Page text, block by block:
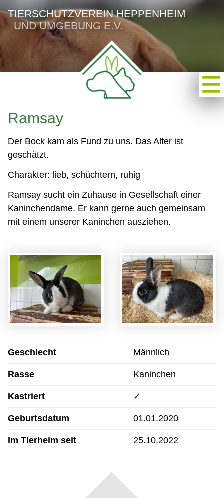
TIERSCHUTZVEREIN HEPPENHEIM
UND UMGEBUNG E.V.
Ramsay
Der Bock kam als Fund zu uns. Das Alter ist
geschätzt.
Charakter: lieb, schüchtern, ruhig
Ramsay sucht ein Zuhause in Gesellschaft einer
Kaninchendame. Er kann gerne auch gemeinsam
mit einem unserer Kaninchen ausziehen.
Geschlecht Männlich
Rasse Kaninchen
Kastriert ✓
Geburtsdatum 01.01.2020
Im Tierheim seit 25.10.2022